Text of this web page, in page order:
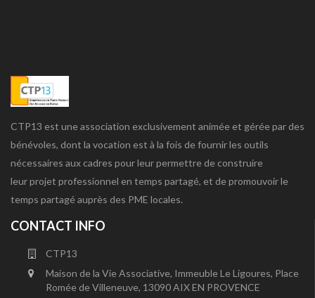
CTP13 est une association exclusivement animée et gérée par des
bénévoles, dont la vocation est à la fois de fournir les outils
nécessaires aux cadres pour leur permettre de construire
leur projet professionnel en temps partagé, et de promouvoir le
temps partagé auprès des PME locales.
CONTACT INFO
CTP13
Maison de la Vie Associative, Immeuble Le Ligoures, Place
Romée de Villeneuve, 13090 AIX EN PROVENCE